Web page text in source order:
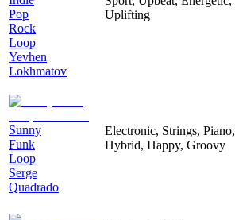
Pop
Rock
Loop
Yevhen
Lokhmatov
Uplifting
Sunny
Funk
Loop
Serge
Quadrado
Electronic, Strings, Piano,
Hybrid, Happy, Groovy